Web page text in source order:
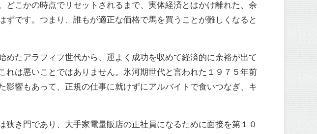
こかの時点でリセットされるまで、実体経済とはかけ離れた、余
です。つまり、誰もが適正な価格で馬を買うことが難しくなると
たアラフィフ世代から、運よく成功を収めて経済的に余裕が出て
は悪いことではありません。氷河期世代と言われた１９７５年前
響もあって、正規の仕事に就けずにアルバイトで食いつなぎ、キ
き門であり、大手家電量販店の正社員になるために面接を第１０